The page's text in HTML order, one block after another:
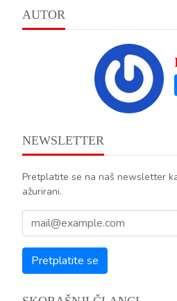
AUTOR
NEWSLETTER
Pretplatite se na naš newsletter
ažurirani.